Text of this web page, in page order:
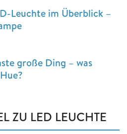
Leuchte im Überblick –
große Ding – was
ZU LED LEUCHTE